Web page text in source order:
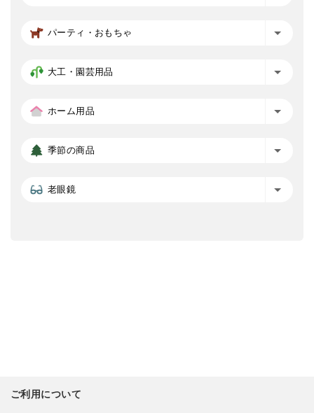
パーティ・おもちゃ
大工・園芸用品
ホーム用品
季節の商品
老眼鏡
ご利用について